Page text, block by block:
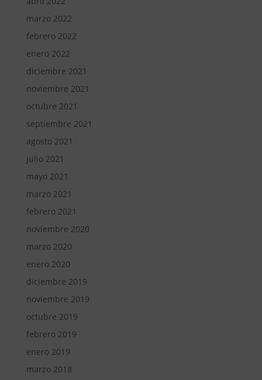
marzo 2022
febrero 2022
enero 2022
diciembre 2021
noviembre 2021
octubre 2021
septiembre 2021
agosto 2021
julio 2021
mayo 2021
marzo 2021
febrero 2021
noviembre 2020
marzo 2020
enero 2020
diciembre 2019
noviembre 2019
octubre 2019
febrero 2019
enero 2019
marzo 2018